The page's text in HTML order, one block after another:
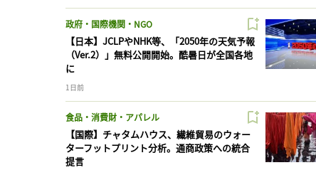
政府・国際機関・NGO
【日本】JCLPやNHK等、「2050年の天気予報
（Ver.2）」無料公開開始。酷暑日が全国各地
に
1日前
食品・消費財・アパレル
【国際】チャタムハウス、繊維貿易のウォー
ターフットプリント分析。通商政策への統合
提言